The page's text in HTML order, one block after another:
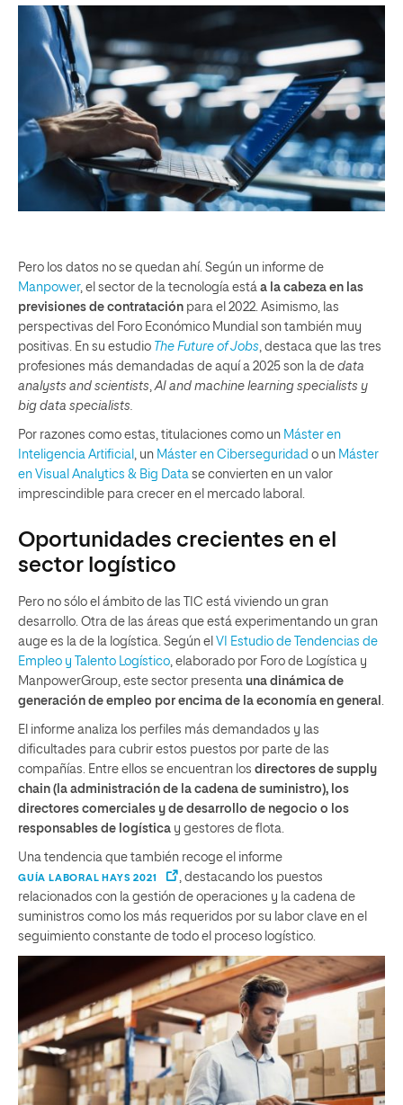
Pero los datos no se quedan ahí. Según un informe de
Manpower, el sector de la tecnología está a la cabeza en las
previsiones de contratación para el 2022. Asimismo, las
perspectivas del Foro Económico Mundial son también muy
positivas. En su estudio The Future of Jobs, destaca que las tres
profesiones más demandadas de aquí a 2025 son la de data
analysts and scientists,AI and machine learning specialists y
big data specialists.
Por razones como estas, titulaciones como un Máster en
Inteligencia Artificial , un Máster en Ciberseguridad o un Máster
en Visual Analytics & Big Data se convierten en un valor
imprescindible para crecer en el mercado laboral.
Oportunidades crecientes en el
sector logístico
Pero no sólo el ámbito de las TIC está viviendo un gran
desarrollo. Otra de las áreas que está experimentando un gran
auge es la de la logística. Según el VI Estudio de Tendencias de
Empleo y Talento Logístico, elaborado por Foro de Logística y
ManpowerGroup, este sector presenta una dinámica de
generación de empleo por encima de la economía en general .
El informe analiza los perfiles más demandados y las
dificultades para cubrir estos puestos por parte de las
compañías. Entre ellos se encuentran los directores de supply
chain (la administración de la cadena de suministro), los
directores comerciales y de desarrollo de negocio o los
responsables de logística y gestores de flota.
Una tendencia que también recoge el informe
GUÍA LABORAL HAYS 2021
, destacando los puestos
relacionados con la gestión de operaciones y la cadena de
suministros como los más requeridos por su labor clave en el
seguimiento constante de todo el proceso logístico.